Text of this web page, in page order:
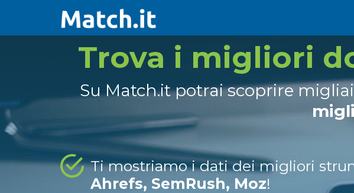
Trova i migliori
Su Match.it potrai scoprire
Ti mostriamo i dati dei migliori
Ahrefs, SemRush, Moz!